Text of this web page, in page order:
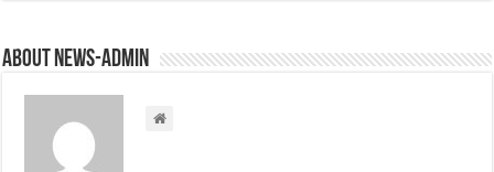
About news-admin